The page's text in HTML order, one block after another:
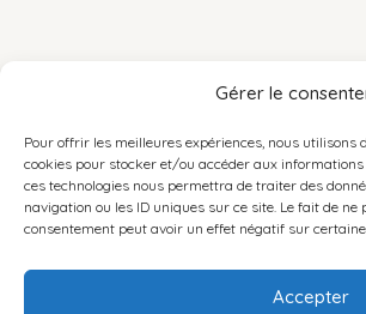
Gérer le
Pour offrir les meilleures expériences, nous utilisons
cookies pour stocker et/ou accéder aux
ces technologies nous permettra de traiter des
navigation ou les ID uniques sur ce site. Le fait de
consentement peut avoir un effet négatif sur
Accepter